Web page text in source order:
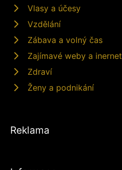
Vlasy a účesy
Vzdělání
Zábava a volný čas
Zajímavé weby a inernet
Zdraví
Ženy a podnikání
Reklama